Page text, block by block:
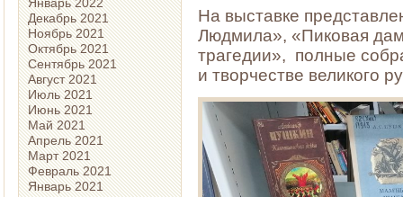
Декабрь 2021
Ноябрь 2021
Октябрь 2021
Сентябрь 2021
Август 2021
Июль 2021
Июнь 2021
Май 2021
Апрель 2021
Март 2021
Февраль 2021
Январь 2021
На выставке
Людмила», «Пиковая
трагедии», полные
и творчестве великого